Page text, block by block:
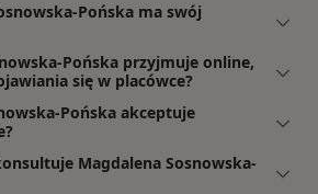
Pońska ma swój
Pońska przyjmuje online,
się w placówce?
Pońska akceptuje
Magdalena Sosnowska-